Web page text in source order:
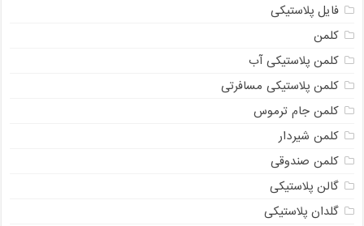
فایل پلاستیکی
کلمن
کلمن پلاستیکی آب
کلمن پلاستیکی مسافرتی
کلمن جام ترموس
کلمن شیردار
کلمن صندوقی
گالن پلاستیکی
گلدان پلاستیکی